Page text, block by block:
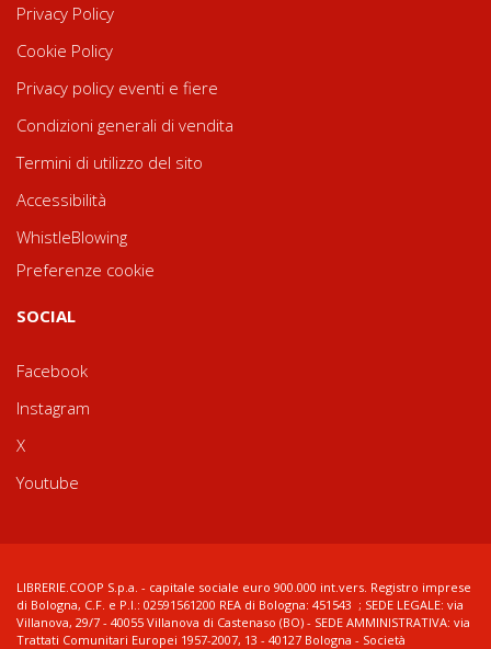
Privacy Policy
Cookie Policy
Privacy policy eventi e fiere
Condizioni generali di vendita
Termini di utilizzo del sito
Accessibilità
WhistleBlowing
Preferenze cookie
SOCIAL
Facebook
Instagram
X
Youtube
LIBRERIE.COOP S.p.a. - capitale sociale euro 900.000 int.vers. Registro imprese
di Bologna, C.F. e P.I.: 02591561200 REA di Bologna: 451543 ; SEDE LEGALE: via
Villanova, 29/7 - 40055 Villanova di Castenaso (BO) - SEDE AMMINISTRATIVA: via
Trattati Comunitari Europei 1957-2007, 13 - 40127 Bologna - Società